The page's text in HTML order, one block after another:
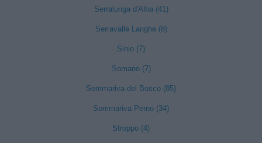
Serralunga d'Alba (41)
Serravalle Langhe (8)
Sinio (7)
Somano (7)
Sommariva del Bosco (85)
Sommariva Perno (34)
Stroppo (4)